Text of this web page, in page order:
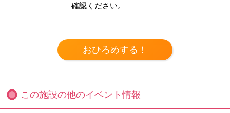
確認ください。
この施設の他のイベント情報